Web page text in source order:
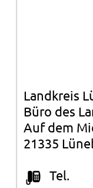
Landkreis
Büro des
Auf dem
21335
Tel.